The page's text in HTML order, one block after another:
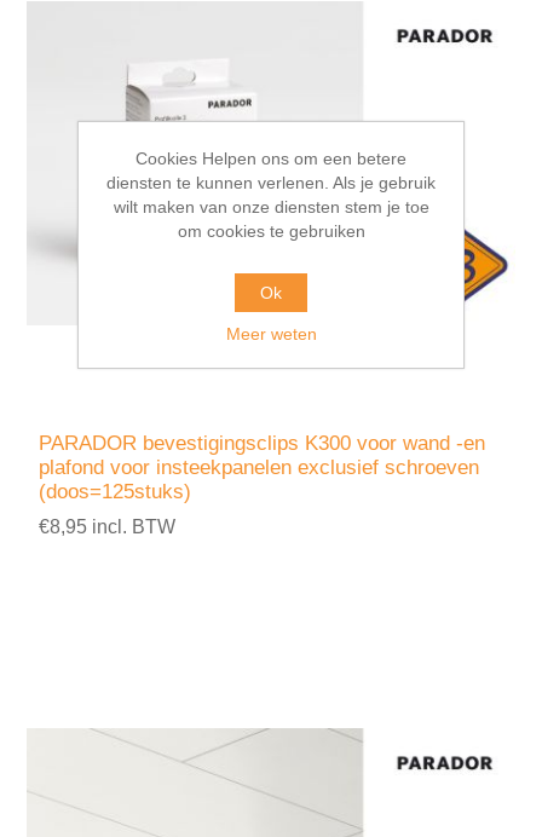
PARADOR bevestigingsclips K300 voor wand -en
plafond voor insteekpanelen exclusief schroeven
(doos=125stuks)
€8,95 incl. BTW
Cookies Helpen ons om een betere
diensten te kunnen verlenen. Als je gebruik
wilt maken van onze diensten stem je toe
om cookies te gebruiken
Ok
Meer weten